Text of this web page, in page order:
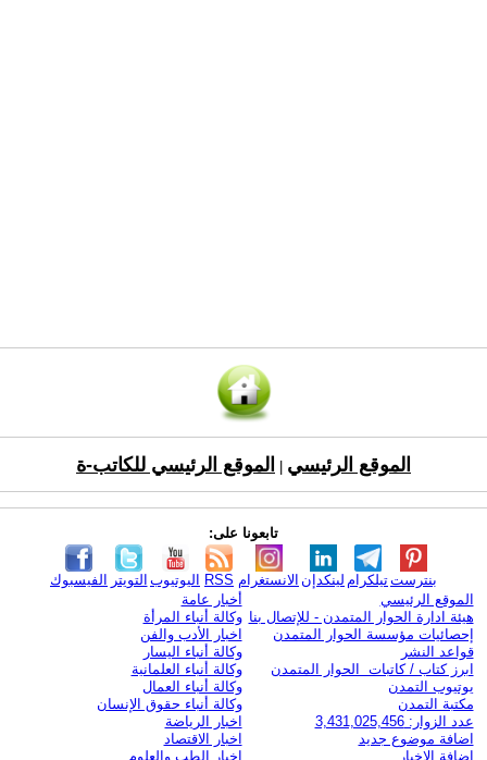
الموقع الرئيسي الموقع الرئيسي للكاتب-ة
تابعونا على:
الفيسبوك التويتر اليوتيوب RSS الانستغرام لينكدإن تيلكرامبنترست
الموقع الرئيسي
هيئة ادارة الحوار المتمدن - للإتصال بنا
إحصائيات مؤسسة الحوار المتمدن
قواعد النشر
ابرز كتاب / كاتبات الحوار المتمدن
يوتيوب التمدن
مكتبة التمدن
عدد الزوار: 3,431,025,456
اضافة موضوع جديد
اضافة الاخبار
أخبار عامة
وكالة أنباء المرأة
اخبار الأدب والفن
وكالة أنباء اليسار
وكالة أنباء العلمانية
وكالة أنباء العمال
وكالة أنباء حقوق الإنسان
اخبار الرياضة
اخبار الاقتصاد
اخبار الطب والعلوم